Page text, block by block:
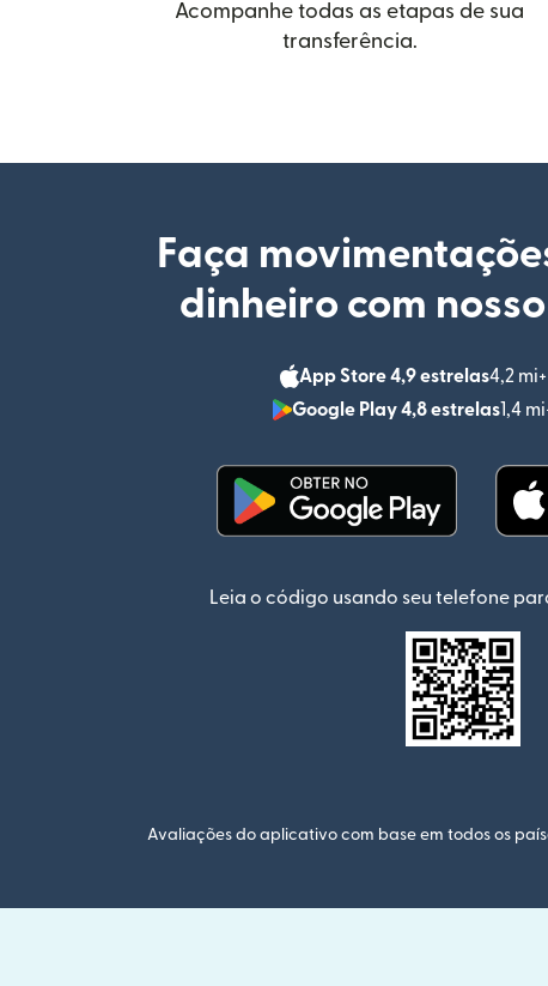
Acompanhe todas as etapas de sua
transferência.
Faça
dinheiro com
App Store 4,9 estrelas4,2
Google Play 4,8 estrelas1,4
Leia o código usando seu telefone
Avaliações do aplicativo com base em todos os